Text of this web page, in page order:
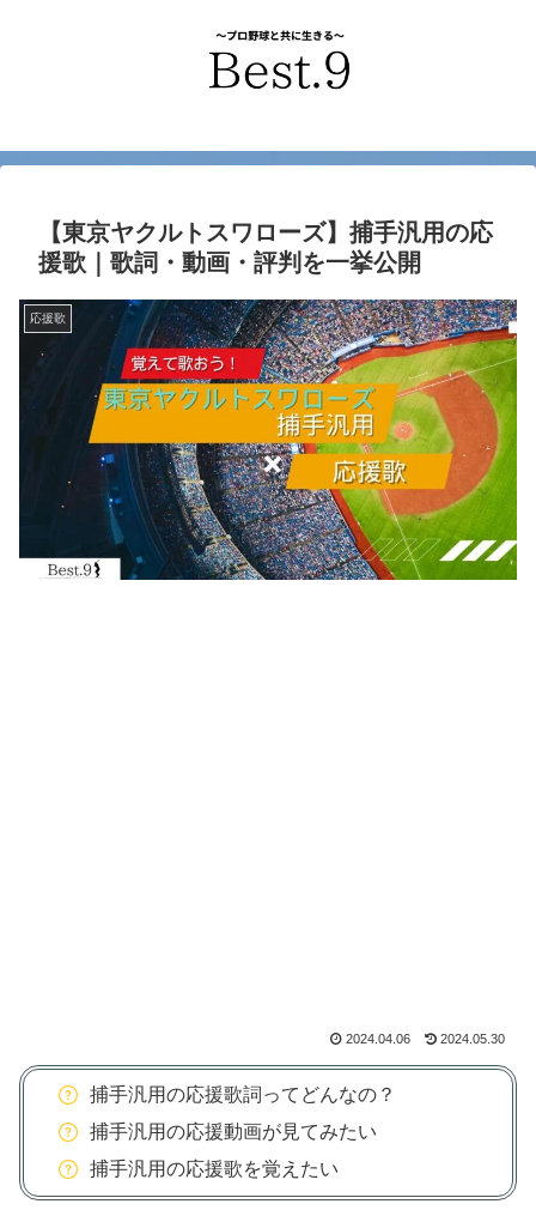
【東京ヤクルトスワローズ】捕手汎用の応
援歌｜歌詞・動画・評判を一挙公開
応援歌
2024.04.06 2024.05.30
捕手汎用の応援歌詞ってどんなの？
捕手汎用の応援動画が見てみたい
捕手汎用の応援歌を覚えたい